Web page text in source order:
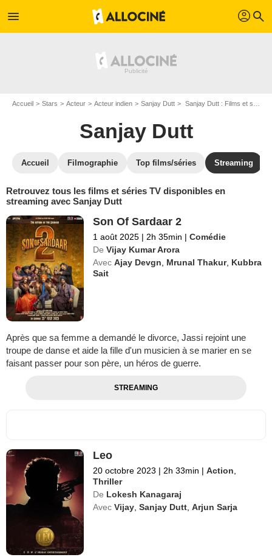
menu profil search
Accueil Stars Acteur Acteur indien Sanjay Dutt Sanjay Dutt : Films et séries online
Sanjay Dutt
Accueil Filmographie Top films/séries Streaming
Retrouvez tous les films et séries TV disponibles en
streaming avec Sanjay Dutt
Son Of Sardaar 2
1 août 2025 | 2h 35min | Comédie
De Vijay Kumar Arora
Avec Ajay Devgn Mrunal Thakur, Kubbra
Sait
Après que sa femme a demandé le divorce, Jassi rejoint une
troupe de danse et aide la fille d'un musicien à se marier en se
faisant passer pour son père, un héros de guerre.
STREAMING
Leo
20 octobre 2023 | 2h 33min | Action
Thriller
De Lokesh Kanagaraj
Avec Vijay ,Sanjay Dutt ,Arjun Sarja